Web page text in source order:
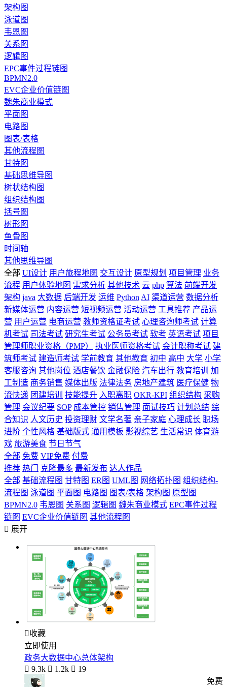
架构图
泳道图
韦恩图
关系图
逻辑图
EPC事件过程链图
BPMN2.0
EVC企业价值链图
魏朱商业模式
平面图
电路图
图表/表格
其他流程图
甘特图
基础思维导图
树状结构图
组织结构图
括号图
树形图
鱼骨图
时间轴
其他思维导图
全部 UI设计 用户旅程地图 交互设计 原型规划 项目管理 业务
流程 用户体验地图 需求分析 其他技术 云 php 算法 前端开发
架构 java 大数据 后端开发 运维 Python AI 渠道运营 数据分析
新媒体运营 内容运营 短视频运营 活动运营 工具推荐 产品运
营 用户运营 电商运营 教师资格证考试 心理咨询师考试 计算
机考试 司法考试 研究生考试 公务员考试 软考 英语考试 项目
管理师职业资格（PMP）
执业医师资格考试 会计职称考试 建
筑师考试 建造师考试 学前教育 其他教育 初中 高中 大学 小学
客服咨询 其他岗位 酒店餐饮 金融保险 汽车出行 教育培训
加
工制造 商务销售 媒体出版 法律法务 房地产建筑 医疗保健 物
流快递 团建培训 技能提升 入职离职 OKR-KPI 组织结构 采购
管理 会议纪要 SOP 成本管控 销售管理 面试技巧 计划总结 综
合知识 人文历史 投资理财 文学名著 亲子家庭 心理成长 职场
进阶 个性风格 基础版式 通用模板 影视综艺 生活常识 体育游
戏 旅游美食 节日节气
全部 免费 VIP免费 付费
推荐 热门 克隆最多 最新发布 达人作品
全部 基础流程图 甘特图 ER图 UML图 网络拓扑图 组织结构-
流程图 泳道图 平面图 电路图 图表/表格 架构图 原型图
BPMN2.0 韦恩图 关系图 逻辑图 魏朱商业模式 EPC事件过程
链图 EVC企业价值链图 其他流程图
 展开
收藏
立即使用
政务大数据中心总体架构
 9.3k  1.2k  19
免费